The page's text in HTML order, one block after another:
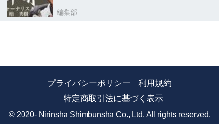
編集部
プライバシーポリシー
利用規約
特定商取引法に基づく表示
© 2020- Nirinsha Shimbunsha Co., Ltd. All rights reserved.